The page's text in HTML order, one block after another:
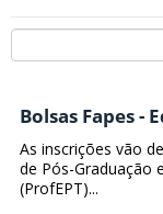
Bolsas Fapes -
As inscrições vão
de Pós-Graduação
(ProfEPT)...